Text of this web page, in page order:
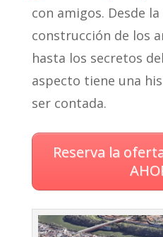
con amigos. Desde
construcción de los
hasta los secretos
aspecto tiene una
ser contada.
Reserva la